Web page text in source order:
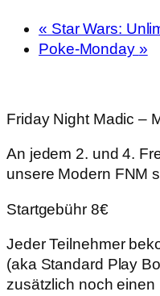
« Star Wars:
Poke-Monday »
Friday Night Madic –
An jedem 2. und 4.
unsere Modern FNM
Startgebühr 8€
Jeder Teilnehmer
(aka Standard Play
zusätzlich noch einen